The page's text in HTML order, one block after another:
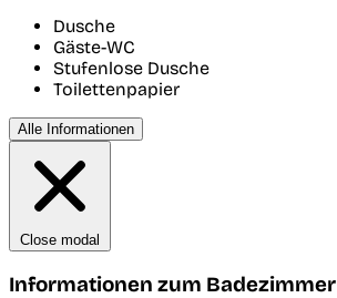
Dusche
Gäste-WC
Stufenlose Dusche
Toilettenpapier
Alle Informationen
Close modal
Informationen zum Badezimmer